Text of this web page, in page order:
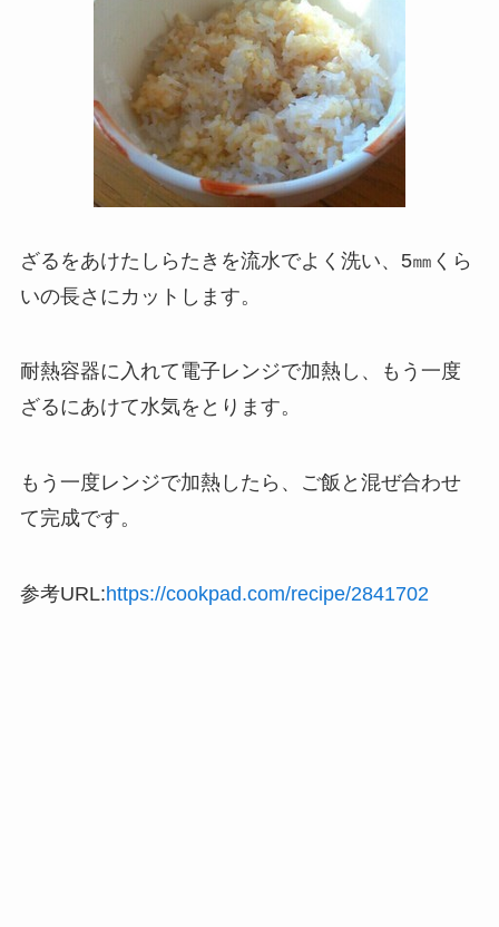
ざるをあけたしらたきを流水でよく洗い、5㎜くら
いの長さにカットします。
耐熱容器に入れて電子レンジで加熱し、もう一度
ざるにあけて水気をとります。
もう一度レンジで加熱したら、ご飯と混ぜ合わせ
て完成です。
参考URL:https://cookpad.com/recipe/2841702